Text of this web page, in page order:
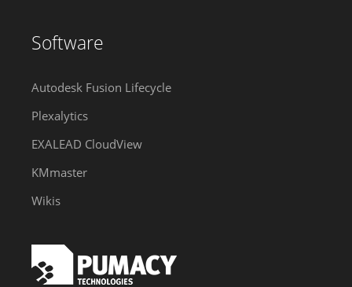
Software
Autodesk Fusion Lifecycle
Plexalytics
EXALEAD CloudView
KMmaster
Wikis